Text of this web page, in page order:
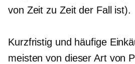
von Zeit zu Zeit der Fall ist).
Kurzfristig und häufige
meisten von dieser Art von